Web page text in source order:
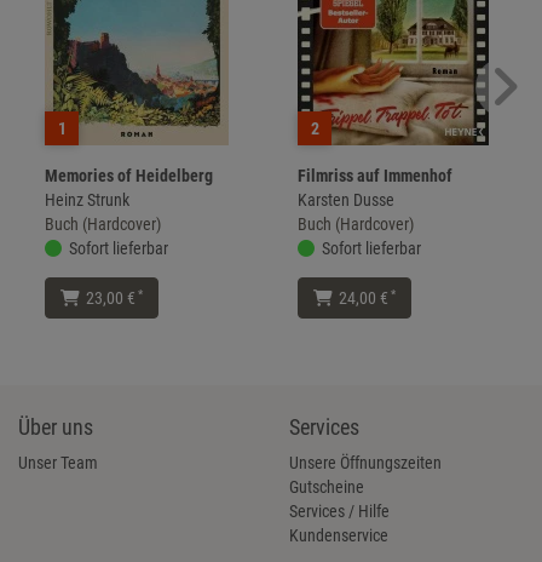
1
Memories of Heidelberg
Heinz Strunk
Buch (Hardcover)
Sofort lieferbar
23,00 € *
2
Filmriss auf Immenhof
Karsten Dusse
Buch (Hardcover)
Sofort lieferbar
24,00 € *
Über uns
Unser Team
Services
Unsere Öffnungszeiten
Gutscheine
Services / Hilfe
Kundenservice